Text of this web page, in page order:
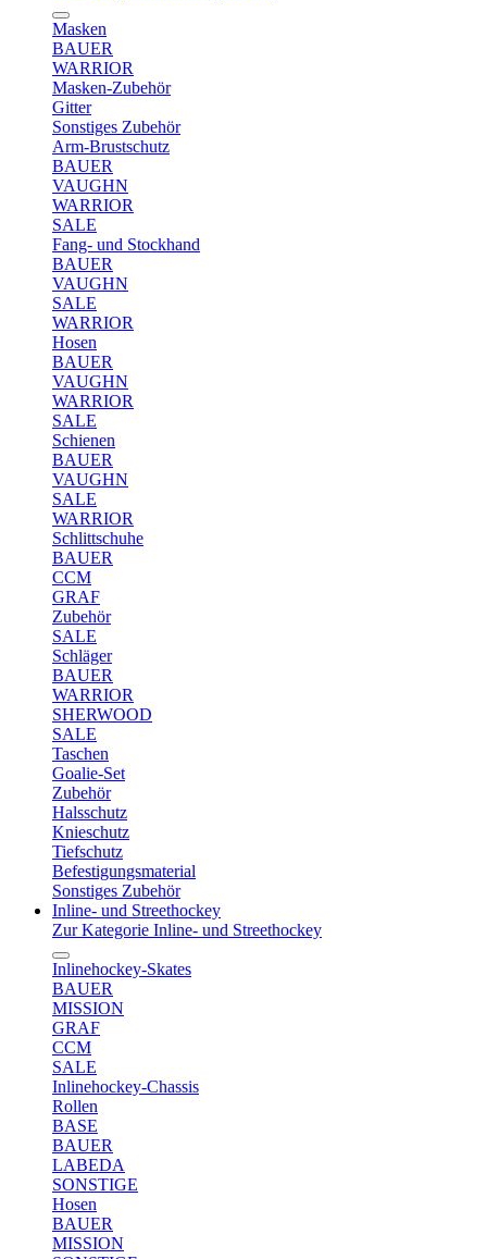
Masken
BAUER
WARRIOR
Masken-Zubehör
Gitter
Sonstiges Zubehör
Arm-Brustschutz
BAUER
VAUGHN
WARRIOR
SALE
Fang- und Stockhand
BAUER
VAUGHN
SALE
WARRIOR
Hosen
BAUER
VAUGHN
WARRIOR
SALE
Schienen
BAUER
VAUGHN
SALE
WARRIOR
Schlittschuhe
BAUER
CCM
GRAF
Zubehör
SALE
Schläger
BAUER
WARRIOR
SHERWOOD
SALE
Taschen
Goalie-Set
Zubehör
Halsschutz
Knieschutz
Tiefschutz
Befestigungsmaterial
Sonstiges Zubehör
Inline- und Streethockey
Zur Kategorie Inline- und Streethockey
Inlinehockey-Skates
BAUER
MISSION
GRAF
CCM
SALE
Inlinehockey-Chassis
Rollen
BASE
BAUER
LABEDA
SONSTIGE
Hosen
BAUER
MISSION